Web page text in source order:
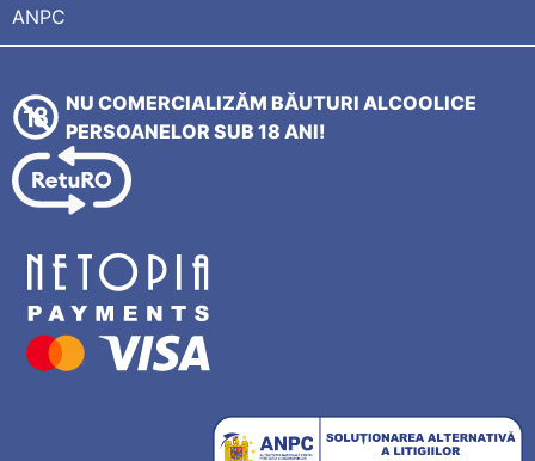
ANPC
NU COMERCIALIZĂM BĂUTURI ALCOOLICE
PERSOANELOR SUB 18 ANI!